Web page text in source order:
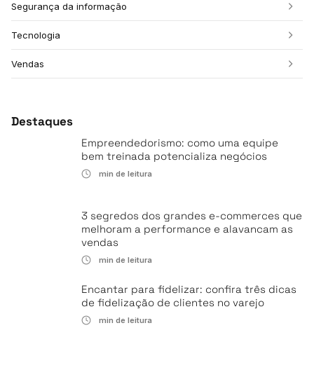
Segurança da informação
Tecnologia
Vendas
Destaques
Empreendedorismo: como uma equipe
bem treinada potencializa negócios
min de leitura
3 segredos dos grandes e-commerces que
melhoram a performance e alavancam as
vendas
min de leitura
Encantar para fidelizar: confira três dicas
de fidelização de clientes no varejo
min de leitura